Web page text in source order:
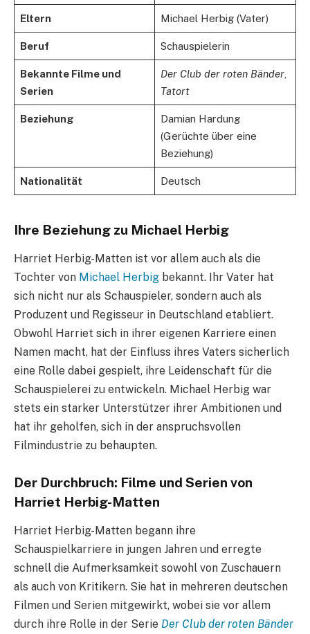
Eltern Michael Herbig (Vater)
Beruf Schauspielerin
Bekannte Filme und
Serien
Der Club der roten Bänder,
Tatort
Beziehung
Damian Hardung
(Gerüchte über eine
Beziehung)
Nationalität Deutsch
Ihre Beziehung zu Michael Herbig
Harriet Herbig-Matten ist vor allem auch als die
Tochter von Michael Herbig bekannt. Ihr Vater hat
sich nicht nur als Schauspieler, sondern auch als
Produzent und Regisseur in Deutschland etabliert.
Obwohl Harriet sich in ihrer eigenen Karriere einen
Namen macht, hat der Einfluss ihres Vaters sicherlich
eine Rolle dabei gespielt, ihre Leidenschaft für die
Schauspielerei zu entwickeln. Michael Herbig war
stets ein starker Unterstützer ihrer Ambitionen und
hat ihr geholfen, sich in der anspruchsvollen
Filmindustrie zu behaupten.
Der Durchbruch: Filme und Serien von
Harriet Herbig-Matten
Harriet Herbig-Matten begann ihre
Schauspielkarriere in jungen Jahren und erregte
schnell die Aufmerksamkeit sowohl von Zuschauern
als auch von Kritikern. Sie hat in mehreren deutschen
Filmen und Serien mitgewirkt, wobei sie vor allem
durch ihre Rolle in der Serie Der Club der roten Bänder